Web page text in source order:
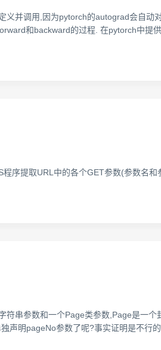
并调用,因为pytorch的autograd会自动
和backward的过程. 在pytorch中提
序提取URL中的各个GET参数(参数名
串参数和一个Page类参数,Page是一个
声明pageNo参数了呢?事实证明是不行